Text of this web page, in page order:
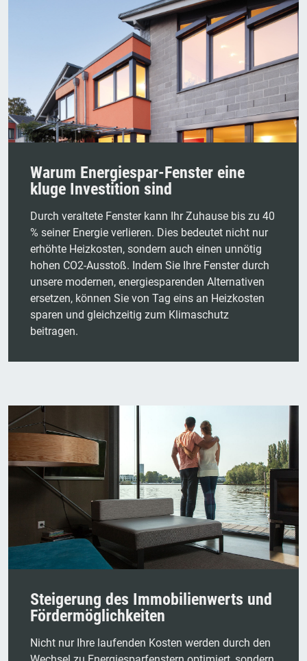
Warum Energiespar-Fenster eine
kluge Investition sind
Durch veraltete Fenster kann Ihr Zuhause bis zu 40
% seiner Energie verlieren. Dies bedeutet nicht nur
erhöhte Heizkosten, sondern auch einen unnötig
hohen CO2-Ausstoß. Indem Sie Ihre Fenster durch
unsere modernen, energiesparenden Alternativen
ersetzen, können Sie von Tag eins an Heizkosten
sparen und gleichzeitig zum Klimaschutz
beitragen.
Steigerung des Immobilienwerts und
Fördermöglichkeiten
Nicht nur Ihre laufenden Kosten werden durch den